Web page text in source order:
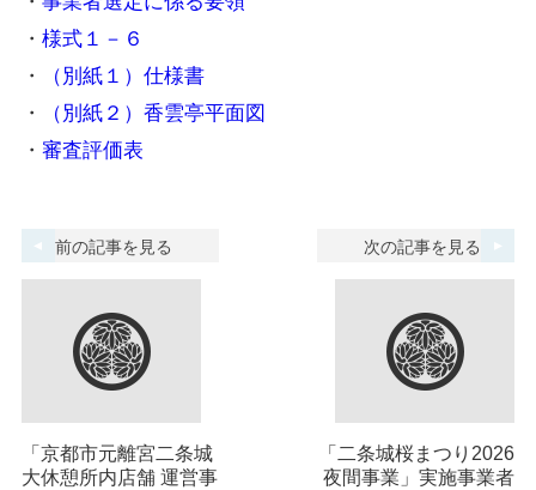
・ 様式１－６
・
（別紙１）仕様書
・
（別紙２）香雲亭平面図
・ 審査評価表
前の記事を見る
「京都市元離宮二条城
大休憩所内店舗 運営事
次の記事を見る
「二条城桜まつり2026
夜間事業」実施事業者